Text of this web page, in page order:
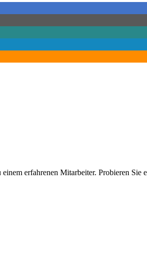
erfahrenen Mitarbeiter. Probieren Sie